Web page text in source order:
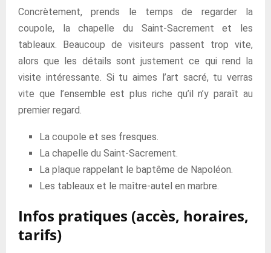
Concrètement, prends le temps de regarder la
coupole, la chapelle du Saint-Sacrement et les
tableaux. Beaucoup de visiteurs passent trop vite,
alors que les détails sont justement ce qui rend la
visite intéressante. Si tu aimes l’art sacré, tu verras
vite que l’ensemble est plus riche qu’il n’y paraît au
premier regard.
La coupole et ses fresques.
La chapelle du Saint-Sacrement.
La plaque rappelant le baptême de Napoléon.
Les tableaux et le maître-autel en marbre.
Infos pratiques (accès, horaires,
tarifs)